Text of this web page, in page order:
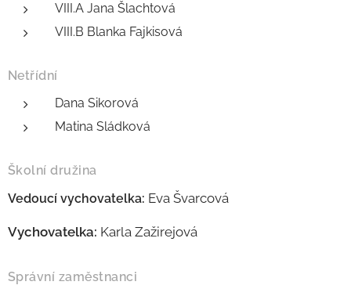
VIII.A Jana Šlachtová
VIII.B Blanka Fajkisová
Netřídní
Dana Sikorová
Matina Sládková
Školní družina
Vedoucí vychovatelka: Eva Švarcová
Vychovatelka: Karla Zažirejová
Správní zaměstnanci